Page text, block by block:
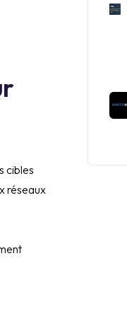
cibles
réseaux